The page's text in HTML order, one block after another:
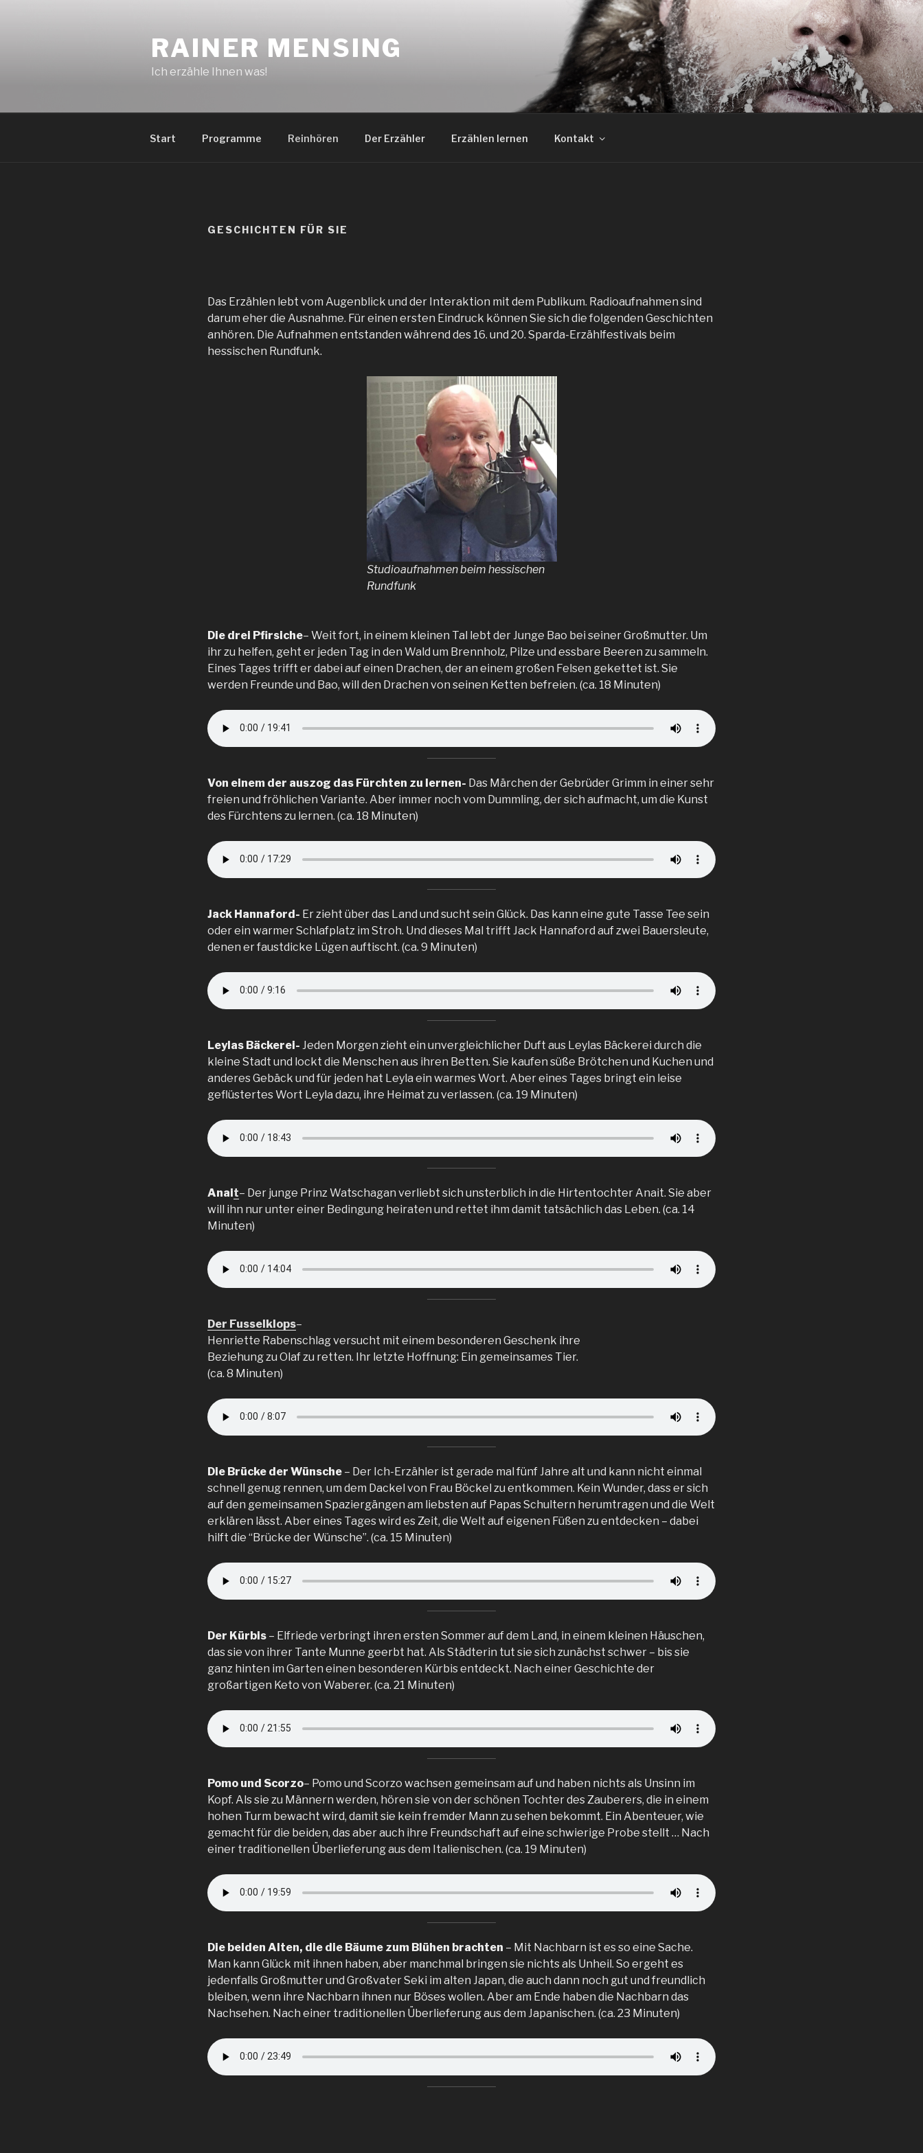
RAINER MENSING
Ich erzähle Ihnen was!
Start Programme Reinhören Der Erzähler Erzählen lernen Kontakt
GESCHICHTEN FÜR SIE
Das Erzählen lebt vom Augenblick und der Interaktion mit dem Publikum. Radioaufnahmen sind
darum eher die Ausnahme. Für einen ersten Eindruck können Sie sich die folgenden Geschichten
anhören. Die Aufnahmen entstanden während des 16. und 20. Sparda-Erzählfestivals beim
hessischen Rundfunk.
Studioaufnahmen beim hessischen
Rundfunk
Die drei Pfirsiche– Weit fort, in einem kleinen Tal lebt der Junge Bao bei seiner Großmutter. Um
ihr zu helfen, geht er jeden Tag in den Wald um Brennholz, Pilze und essbare Beeren zu sammeln.
Eines Tages trifft er dabei auf einen Drachen, der an einem großen Felsen gekettet ist. Sie
werden Freunde und Bao, will den Drachen von seinen Ketten befreien. (ca. 18 Minuten)
Von einem der auszog das Fürchten zu lernen- Das Märchen der Gebrüder Grimm in einer sehr
freien und fröhlichen Variante. Aber immer noch vom Dummling, der sich aufmacht, um die Kunst
des Fürchtens zu lernen. (ca. 18 Minuten)
Jack Hannaford- Er zieht über das Land und sucht sein Glück. Das kann eine gute Tasse Tee sein
oder ein warmer Schlafplatz im Stroh. Und dieses Mal trifft Jack Hannaford auf zwei Bauersleute,
denen er faustdicke Lügen auftischt. (ca. 9 Minuten)
Leylas Bäckerei- Jeden Morgen zieht ein unvergleichlicher Duft aus Leylas Bäckerei durch die
kleine Stadt und lockt die Menschen aus ihren Betten. Sie kaufen süße Brötchen und Kuchen und
anderes Gebäck und für jeden hat Leyla ein warmes Wort. Aber eines Tages bringt ein leise
geflüstertes Wort Leyla dazu, ihre Heimat zu verlassen. (ca. 19 Minuten)
Anait– Der junge Prinz Watschagan verliebt sich unsterblich in die Hirtentochter Anait. Sie aber
will ihn nur unter einer Bedingung heiraten und rettet ihm damit tatsächlich das Leben. (ca. 14
Minuten)
Der Fusselklops–
Henriette Rabenschlag versucht mit einem besonderen Geschenk ihre
Beziehung zu Olaf zu retten. Ihr letzte Hoffnung: Ein gemeinsames Tier.
(ca. 8 Minuten)
Die Brücke der Wünsche – Der Ich-Erzähler ist gerade mal fünf Jahre alt und kann nicht einmal
schnell genug rennen, um dem Dackel von Frau Böckel zu entkommen. Kein Wunder, dass er sich
auf den gemeinsamen Spaziergängen am liebsten auf Papas Schultern herumtragen und die Welt
erklären lässt. Aber eines Tages wird es Zeit, die Welt auf eigenen Füßen zu entdecken – dabei
hilft die “Brücke der Wünsche”. (ca. 15 Minuten)
Der Kürbis – Elfriede verbringt ihren ersten Sommer auf dem Land, in einem kleinen Häuschen,
das sie von ihrer Tante Munne geerbt hat. Als Städterin tut sie sich zunächst schwer – bis sie
ganz hinten im Garten einen besonderen Kürbis entdeckt. Nach einer Geschichte der
großartigen Keto von Waberer. (ca. 21 Minuten)
Pomo und Scorzo– Pomo und Scorzo wachsen gemeinsam auf und haben nichts als Unsinn im
Kopf. Als sie zu Männern werden, hören sie von der schönen Tochter des Zauberers, die in einem
hohen Turm bewacht wird, damit sie kein fremder Mann zu sehen bekommt. Ein Abenteuer, wie
gemacht für die beiden, das aber auch ihre Freundschaft auf eine schwierige Probe stellt … Nach
einer traditionellen Überlieferung aus dem Italienischen. (ca. 19 Minuten)
Die beiden Alten, die die Bäume zum Blühen brachten – Mit Nachbarn ist es so eine Sache.
Man kann Glück mit ihnen haben, aber manchmal bringen sie nichts als Unheil. So ergeht es
jedenfalls Großmutter und Großvater Seki im alten Japan, die auch dann noch gut und freundlich
bleiben, wenn ihre Nachbarn ihnen nur Böses wollen. Aber am Ende haben die Nachbarn das
Nachsehen. Nach einer traditionellen Überlieferung aus dem Japanischen. (ca. 23 Minuten)